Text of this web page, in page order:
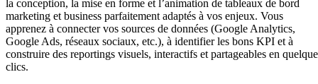
la conception, la mise en forme et l’animation de tableaux de bord
marketing et business parfaitement adaptés à vos enjeux. Vous
apprenez à connecter vos sources de données (Google Analytics,
Google Ads, réseaux sociaux, etc.), à identifier les bons KPI et à
construire des reportings visuels, interactifs et partageables en
clics.